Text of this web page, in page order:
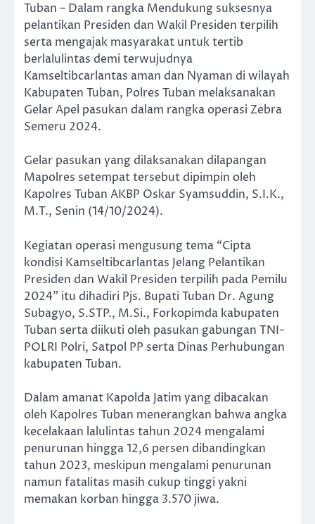
Tuban – Dalam rangka Mendukung suksesnya
pelantikan Presiden dan Wakil Presiden terpilih
serta mengajak masyarakat untuk tertib
berlalulintas demi terwujudnya
Kamseltibcarlantas aman dan Nyaman di wilayah
Kabupaten Tuban, Polres Tuban melaksanakan
Gelar Apel pasukan dalam rangka operasi Zebra
Semeru 2024.
Gelar pasukan yang dilaksanakan dilapangan
Mapolres setempat tersebut dipimpin oleh
Kapolres Tuban AKBP Oskar Syamsuddin, S.I.K.,
M.T., Senin (14/10/2024).
Kegiatan operasi mengusung tema “Cipta
kondisi Kamseltibcarlantas Jelang Pelantikan
Presiden dan Wakil Presiden terpilih pada Pemilu
2024” itu dihadiri Pjs. Bupati Tuban Dr. Agung
Subagyo, S.STP., M.Si., Forkopimda kabupaten
Tuban serta diikuti oleh pasukan gabungan TNI-
POLRI Polri, Satpol PP serta Dinas Perhubungan
kabupaten Tuban.
Dalam amanat Kapolda Jatim yang dibacakan
oleh Kapolres Tuban menerangkan bahwa angka
kecelakaan lalulintas tahun 2024 mengalami
penurunan hingga 12,6 persen dibandingkan
tahun 2023, meskipun mengalami penurunan
namun fatalitas masih cukup tinggi yakni
memakan korban hingga 3.570 jiwa.